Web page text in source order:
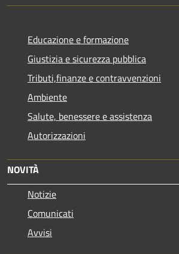
Educazione e formazione
Giustizia e sicurezza pubblica
Tributi,finanze e contravvenzioni
Ambiente
Salute, benessere e assistenza
Autorizzazioni
NOVITÀ
Notizie
Comunicati
Avvisi